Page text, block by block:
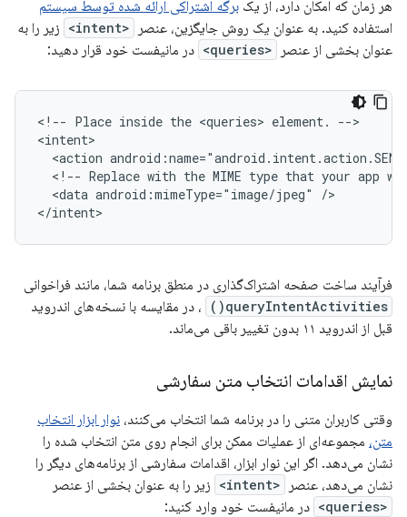
هر زمان که امکان دارد، از یک برگه اشتراکی ارائه شده توسط سیستم
استفاده کنید. به عنوان یک روش جایگزین، عنصر
<intent>
زیر را به
عنوان بخشی از عنصر
<queries> در مانیفست خود قرار دهید:
<!-- Place inside the <queries> element.
-->
<action
<!-- Replace with the MIME type that your app
<data android:mimeType="image/jpeg"
/>
</intent>
فرآیند ساخت صفحه اشتراک‌گذاری در منطق برنامه شما، مانند فراخوانی
queryIntentActivities()
، در مقایسه با نسخه‌های اندروید
قبل از اندروید ۱۱ بدون تغییر باقی می‌ماند.
نمایش اقدامات انتخاب متن سفارشی
وقتی کاربران متنی را در برنامه شما انتخاب می‌کنند، نوار ابزار انتخاب
متن، مجموعه‌ای از عملیات ممکن برای انجام روی متن انتخاب شده را
نشان می‌دهد. اگر این نوار ابزار، اقدامات سفارشی از برنامه‌های دیگر را
نشان می‌دهد، عنصر
<intent> زیر را به عنوان بخشی از عنصر
<queries> در مانیفست خود وارد کنید: